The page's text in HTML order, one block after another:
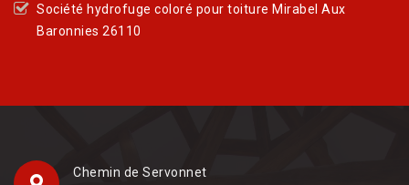
Société hydrofuge coloré pour toiture Mirabel Aux
Baronnies 26110
Chemin de Servonnet